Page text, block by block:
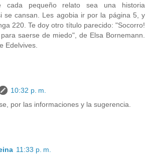
cada pequeño relato sea una historia
se cansan. Les agobia ir por la página 5, y
220. Te doy otro título parecido: "Socorro!
saerse de miedo", de Elsa Bornemann.
Edelvives.
10:32 p. m.
por las informaciones y la sugerencia.
11:33 p. m.